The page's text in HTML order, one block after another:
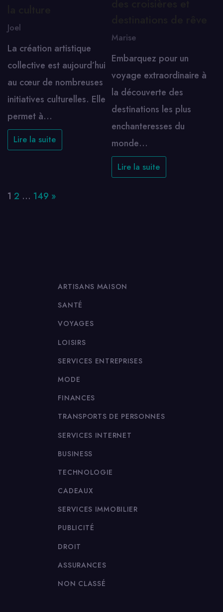
Joel
La création artistique
collective est aujourd’hui
au cœur de nombreuses
initiatives culturelles. Elle
permet à…
Lire la suite
Marise
Embarquez pour un
voyage extraordinaire à
la découverte des
destinations les plus
enchanteresses du
monde…
Lire la suite
Page:
1 2 … 149 Next
»
ARTISANS MAISON
SANTÉ
VOYAGES
LOISIRS
SERVICES ENTREPRISES
MODE
FINANCES
TRANSPORTS DE PERSONNES
SERVICES INTERNET
BUSINESS
TECHNOLOGIE
CADEAUX
SERVICES IMMOBILIER
PUBLICITÉ
DROIT
ASSURANCES
NON CLASSÉ